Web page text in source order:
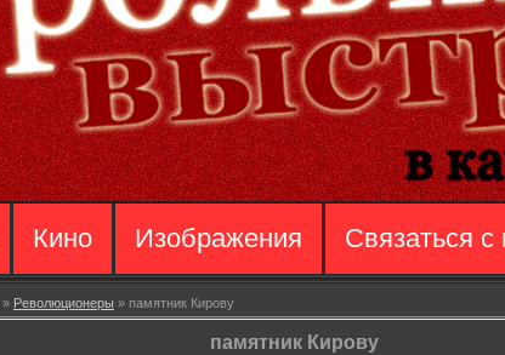
Кино Изображения Связаться с
» Революционеры » памятник Кирову
памятник Кирову